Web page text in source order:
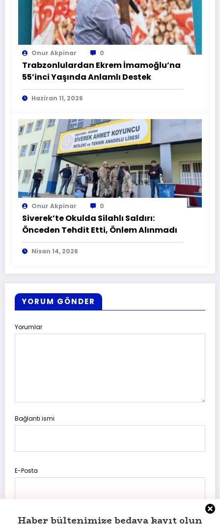
Haber bültenimize bedava kayıt olun
Onur Akpinar 0
Trabzonlulardan Ekrem İmamoğlu’na
55’inci Yaşında Anlamlı Destek
Haziran 11, 2026
Onur Akpinar 0
Siverek’te Okulda Silahlı Saldırı:
Önceden Tehdit Etti, Önlem Alınmadı
Nisan 14, 2026
YORUM GÖNDER
Yorumlar
Bağlantı ismi
E-Posta